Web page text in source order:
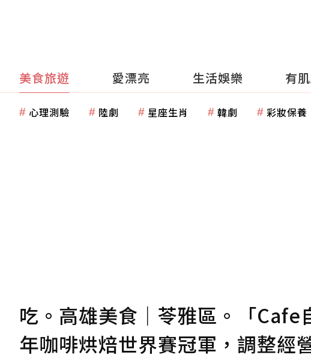
美食旅遊 愛漂亮 生活娛樂 有
心理測驗 陸劇 星座生肖 韓劇 彩妝保養
吃。高雄美食｜苓雅區。「
年咖啡烘焙世界賽冠軍，調整經